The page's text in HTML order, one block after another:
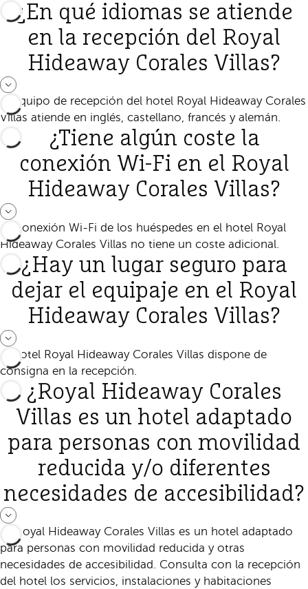
¿En qué idiomas se atiende
en la recepción del Royal
Hideaway Corales Villas?
El equipo de recepción del hotel Royal Hideaway Corales
Villas atiende en inglés, castellano, francés y alemán.
¿Tiene algún coste la
conexión Wi-Fi en el Royal
Hideaway Corales Villas?
La conexión Wi-Fi de los huéspedes en el hotel Royal
Hideaway Corales Villas no tiene un coste adicional.
¿Hay un lugar seguro para
dejar el equipaje en el Royal
Hideaway Corales Villas?
El hotel Royal Hideaway Corales Villas dispone de
consigna en la recepción.
¿Royal Hideaway Corales
Villas es un hotel adaptado
para personas con movilidad
reducida y/o diferentes
necesidades de accesibilidad?
Sí, Royal Hideaway Corales Villas es un hotel adaptado
para personas con movilidad reducida y otras
necesidades de accesibilidad. Consulta con la recepción
del hotel los servicios, instalaciones y habitaciones